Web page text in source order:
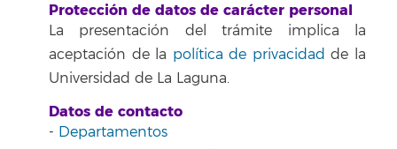
Protección de datos de carácter personal
La presentación del trámite implica la
aceptación de la política de privacidad de la
Universidad de La Laguna.
Datos de contacto
- Departamentos